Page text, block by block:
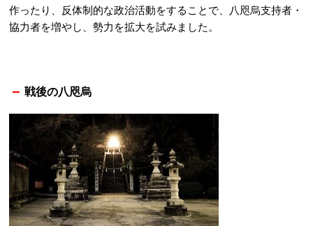
作ったり、反体制的な政治活動をすることで、八咫烏支持者・
協力者を増やし、勢力を拡大を試みました。
戦後の八咫烏